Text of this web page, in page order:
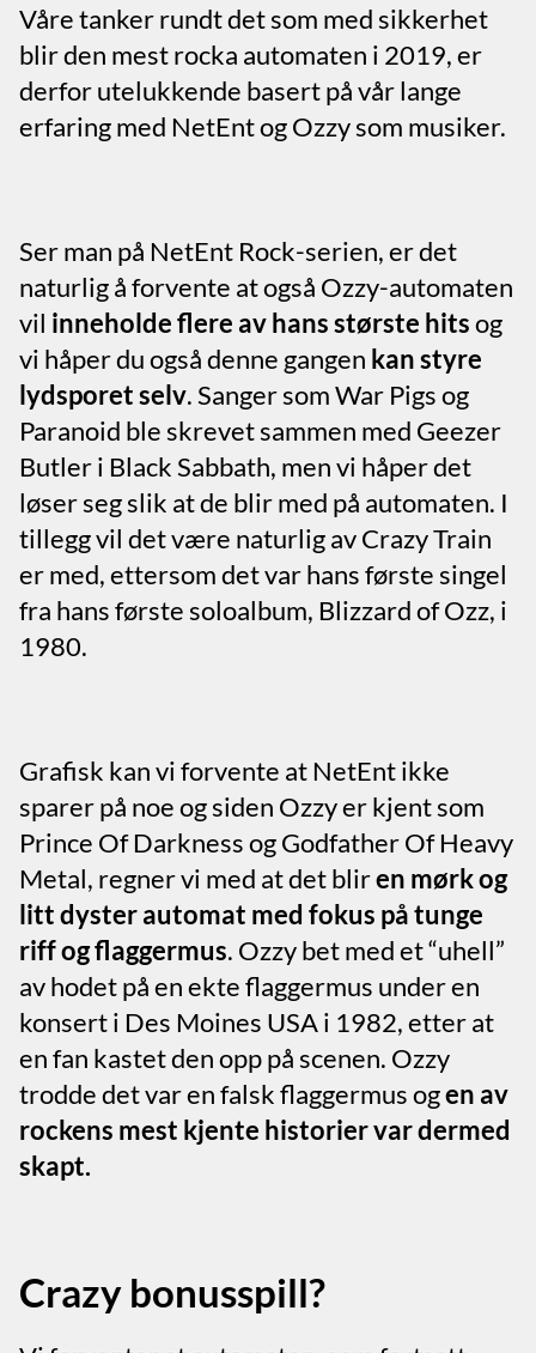
Våre tanker rundt det som med sikkerhet
blir den mest rocka automaten i 2019, er
derfor utelukkende basert på vår lange
erfaring med NetEnt og Ozzy som musiker.
Ser man på NetEnt Rock-serien, er det
naturlig å forvente at også Ozzy-automaten
vil inneholde flere av hans største hitsog
vi håper du også denne gangen kan styre
lydsporet selv. Sanger som War Pigs og
Paranoid ble skrevet sammen med Geezer
Butler i Black Sabbath, men vi håper det
løser seg slik at de blir med på automaten. I
tillegg vil det være naturlig av Crazy Train
er med, ettersom det var hans første singel
fra hans første soloalbum, Blizzard of Ozz, i
1980.
Grafisk kan vi forvente at NetEnt ikke
sparer på noe og siden Ozzy er kjent som
Prince Of Darkness og Godfather Of Heavy
Metal, regner vi med at det bliren mørk og
litt dyster automat med fokus på tunge
riff og flaggermus. Ozzy bet med et “uhell”
av hodet på en ekte flaggermus under en
konsert i Des Moines USA i 1982, etter at
en fan kastet den opp på scenen. Ozzy
trodde det var en falsk flaggermus ogen av
rockens mest kjente historier var dermed
skapt.
Crazy bonusspill?